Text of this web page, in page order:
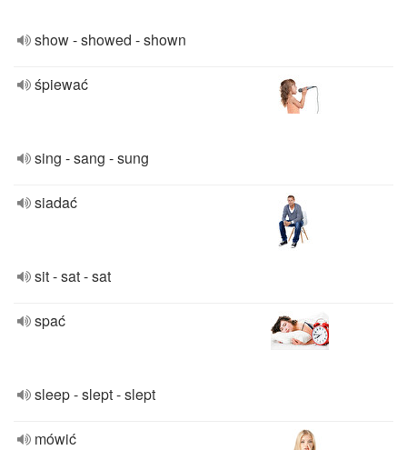
show - showed - shown
śpiewać
sing - sang - sung
siadać
sit - sat - sat
spać
sleep - slept - slept
mówić